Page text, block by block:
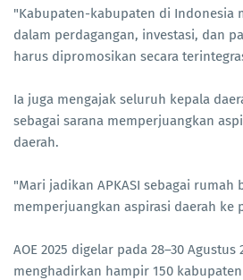
"Kabupaten-kabupaten di Indonesia
dalam perdagangan, investasi, dan
harus dipromosikan secara
Ia juga mengajak seluruh kepala
sebagai sarana memperjuangkan
daerah.
"Mari jadikan APKASI sebagai rumah
memperjuangkan aspirasi daerah ke
AOE 2025 digelar pada 28–30 Agustus
menghadirkan hampir 150